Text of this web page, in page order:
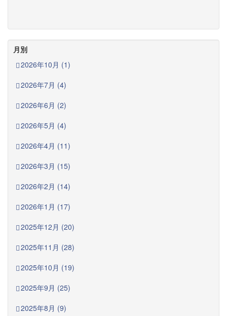
月別
2026年10月 (1)
2026年7月 (4)
2026年6月 (2)
2026年5月 (4)
2026年4月 (11)
2026年3月 (15)
2026年2月 (14)
2026年1月 (17)
2025年12月 (20)
2025年11月 (28)
2025年10月 (19)
2025年9月 (25)
2025年8月 (9)